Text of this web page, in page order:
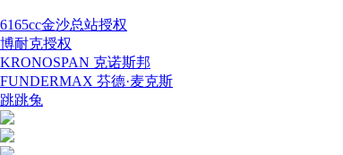
6165cc金沙总站授权
博耐克授权
KRONOSPAN 克诺斯邦
FUNDERMAX 芬德·麦克斯
跳跳兔